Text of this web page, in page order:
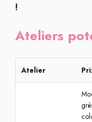
!
Ateliers
Atelier